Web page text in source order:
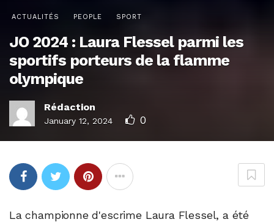
ACTUALITÉS PEOPLE SPORT
JO 2024 : Laura Flessel parmi les
sportifs porteurs de la flamme
olympique
Rédaction
January 12, 2024 0
La championne d'escrime Laura Flessel, a été